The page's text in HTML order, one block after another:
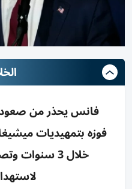
فانس يحذر من صعود
فوزه بتمهيديات
خلال 3